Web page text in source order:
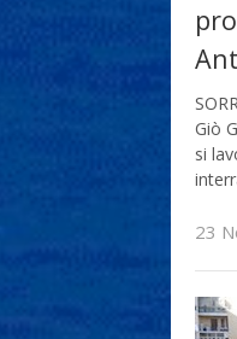
Giò
si
23